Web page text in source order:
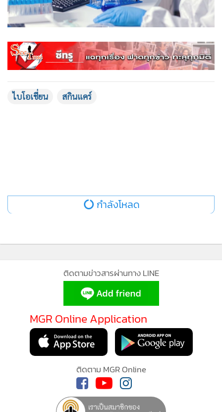
ไบโอเชี่ยน สกินแคร์
กำลังโหลด
ติดตามข่าวสารผ่านทาง LINE
MGR Online Application
ติดตาม MGR Online